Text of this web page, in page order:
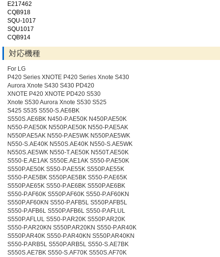
E217462
CQB918
SQU-1017
SQU1017
CQB914
対応機種
For LG
P420 Series XNOTE P420 Series Xnote S430
Aurora Xnote S430 S430 PD420
XNOTE P420 XNOTE PD420 S530
Xnote S530 Aurora Xnote S530 S525
S425 S535 S550-S.AE6BK
S550S.AE6BK N450-P.AE50K N450P.AE50K
N550-P.AE50K N550P.AE50K N550-P.AE5AK
N550P.AE5AK N550-P.AE5WK N550P.AE5WK
N550-S.AE40K N550S.AE40K N550-S.AE5WK
N550S.AE5WK N550-T.AE50K N550T.AE50K
S550-E.AE1AK S550E.AE1AK S550-P.AE50K
S550P.AE50K S550-P.AE55K S550P.AE55K
S550-P.AE5BK S550P.AE5BK S550-P.AE65K
S550P.AE65K S550-P.AE6BK S550P.AE6BK
S550-P.AF60K S550P.AF60K S550-P.AF60KN
S550P.AF60KN S550-P.AFB5L S550P.AFB5L
S550-P.AFB6L S550P.AFB6L S550-P.AFLUL
S550P.AFLUL S550-P.AR20K S550P.AR20K
S550-P.AR20KN S550P.AR20KN S550-P.AR40K
S550P.AR40K S550-P.AR40KN S550P.AR40KN
S550-P.ARB5L S550P.ARB5L S550-S.AE7BK
S550S.AE7BK S550-S.AF70K S550S.AF70K